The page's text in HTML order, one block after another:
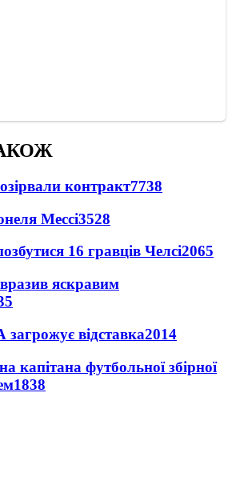
контракт7738
Мессі3528
16 гравців Челсі2065
яскравим
відставка2014
капітана футбольної збірної
1838